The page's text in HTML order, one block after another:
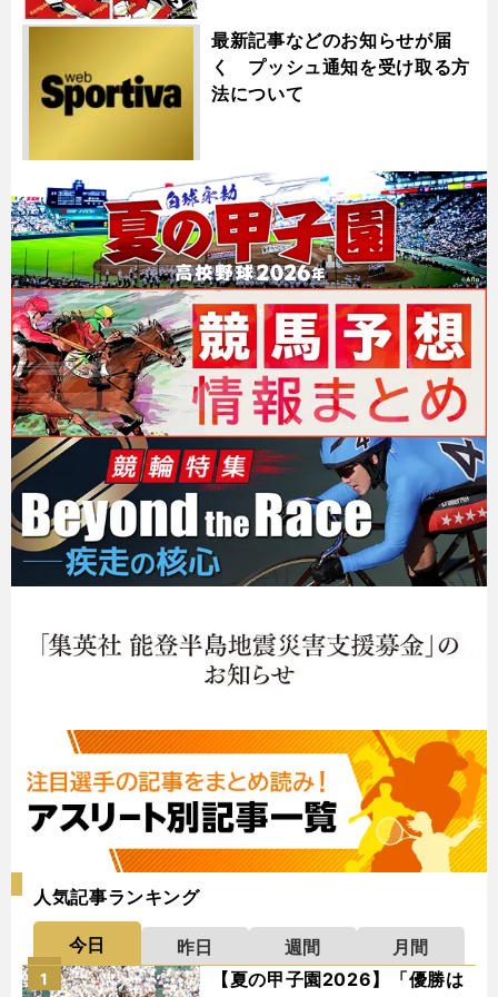
最新記事などのお知らせが届
く プッシュ通知を受け取る方
法について
人気記事ランキング
今日 昨日 週間
月間
【夏の甲子園2026】「優勝は
1